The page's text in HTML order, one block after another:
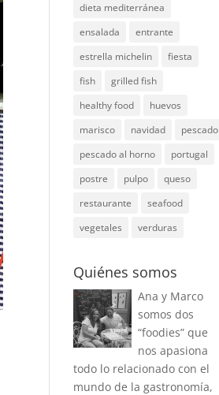
dieta mediterránea
ensalada
entrante
estrella michelin
fiesta
fish
grilled fish
healthy food
huevos
marisco
navidad
pescado
pescado al horno
portugal
postre
pulpo
queso
restaurante
seafood
vegetales
verduras
Quiénes somos
Ana y Marco
somos dos
“foodies” que
nos apasiona
todo lo relacionado con el
mundo de la gastronomía,